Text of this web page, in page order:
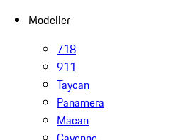
Modeller
718
911
Taycan
Panamera
Macan